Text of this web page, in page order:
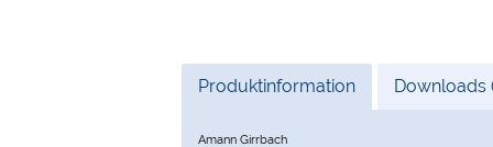
Current
Produktinformation Downloads
Amann Girrbach